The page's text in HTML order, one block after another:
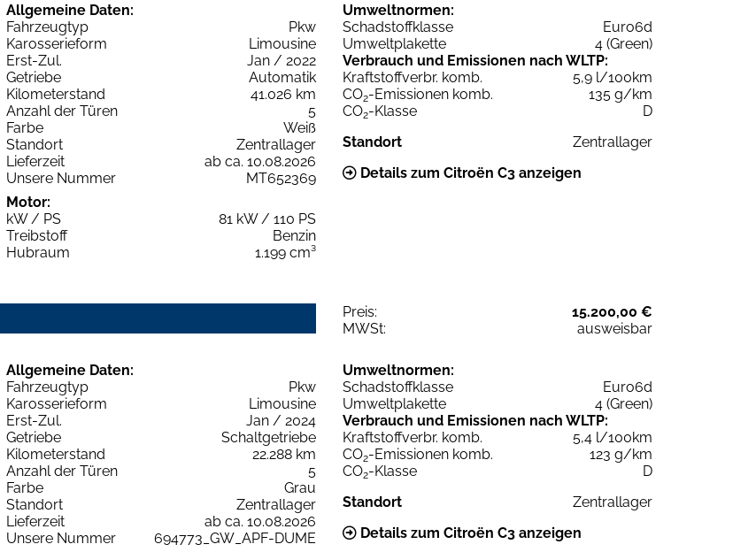
Allgemeine Daten:
Fahrzeugtyp
Pkw
Karosserieform
Limousine
Erst-Zul.
Jan / 2022
Getriebe
Automatik
Kilometerstand
41.026 km
Anzahl der Türen
5
Farbe
Weiß
Standort
Zentrallager
Lieferzeit
ab ca. 10.08.2026
Unsere Nummer
MT652369
Motor:
kW / PS
81 kW / 110 PS
Treibstoff
Benzin
Hubraum
1.199 cm³
Umweltnormen:
Schadstoffklasse
Euro6d
Umweltplakette
4 (Green)
Verbrauch und Emissionen nach WLTP:
Kraftstoffverbr. komb.
5,9 l/100km
CO2-Emissionen komb.
135 g/km
CO2-Klasse
D
Standort
Zentrallager
Details zum Citroën C3 anzeigen
Preis:
15.200,00 €
MWSt:
ausweisbar
Allgemeine Daten:
Fahrzeugtyp
Pkw
Karosserieform
Limousine
Erst-Zul.
Jan / 2024
Getriebe
Schaltgetriebe
Kilometerstand
22.288 km
Anzahl der Türen
5
Farbe
Grau
Standort
Zentrallager
Lieferzeit
ab ca. 10.08.2026
Unsere Nummer
694773_GW_APF-DUME
Umweltnormen:
Schadstoffklasse
Euro6d
Umweltplakette
4 (Green)
Verbrauch und Emissionen nach WLTP:
Kraftstoffverbr. komb.
5,4 l/100km
CO2-Emissionen komb.
123 g/km
CO2-Klasse
D
Standort
Zentrallager
Details zum Citroën C3 anzeigen